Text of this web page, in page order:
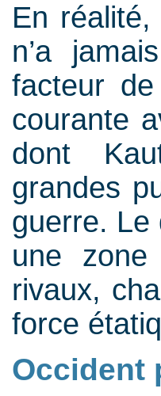
En
n’a
facteur
courante
dont
grandes
guerre. Le
une
rivaux,
force
Occident